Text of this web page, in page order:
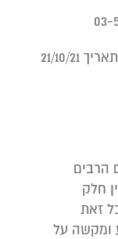
03-
10/21
הרבים
חלק
זאת
ומקשה על